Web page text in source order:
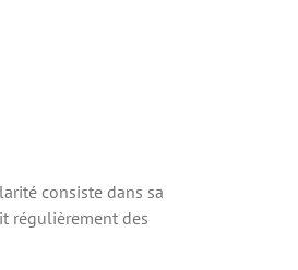
consiste dans sa
régulièrement des